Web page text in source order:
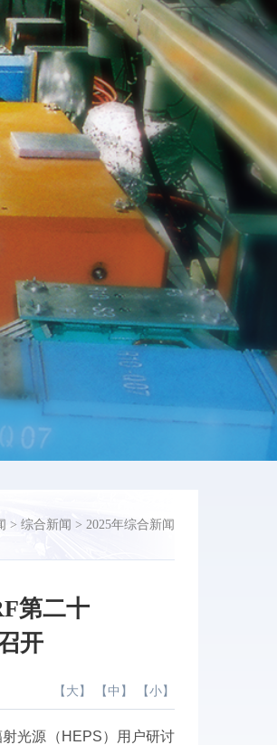
> 综合新闻 > 2025年综合新闻
第二十
开
【 大 】 【 中 】 【 小 】
光源（HEPS）用户研讨